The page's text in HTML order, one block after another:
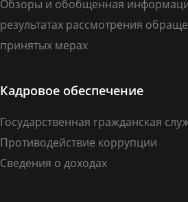
Обзоры и обобщенная
результатах рассмотрения
принятых мерах
Кадровое обеспечение
Государственная гражданская
Противодействие коррупции
Сведения о доходах